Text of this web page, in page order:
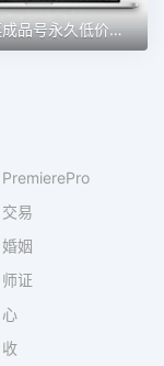
和平精英成品号永久低价账号直售螳螂都市木乃伊五爪金龙沙丘之主
PremierePro
交易
婚姻
师证
心
收